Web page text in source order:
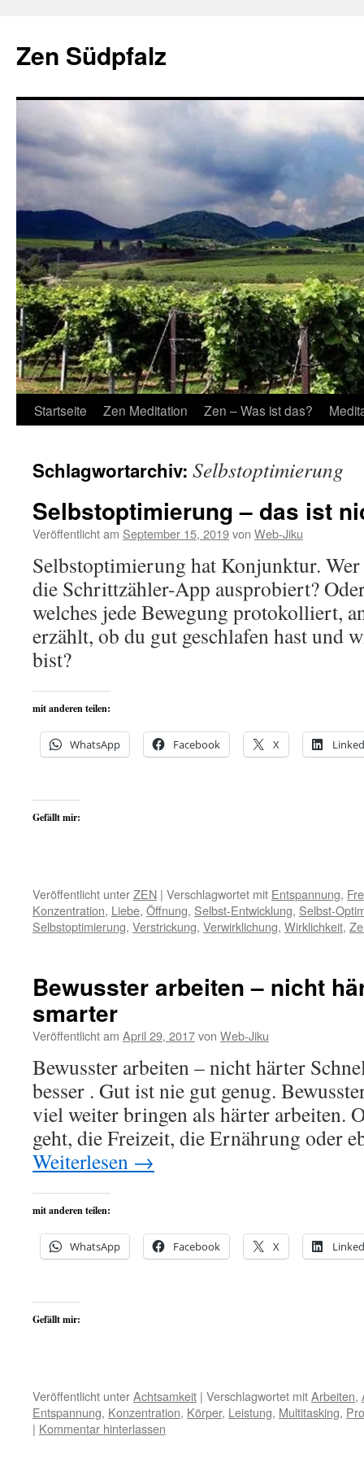
springen
Zen Südpfalz
Startseite Zen Meditation Zen – Was ist das?
Schlagwortarchiv: Selbstoptimierung
Selbstoptimierung – das ist
Veröffentlicht am September 15, 2019von Web-Jiku
Selbstoptimierung hat Konjunktur.
die Schrittzähler-App ausprobiert?
welches jede Bewegung protokolliert,
erzählt, ob du gut geschlafen hast und
bist?
mit anderen teilen:
WhatsApp Facebook X
Gefällt mir:
Veröffentlicht unterZEN | Verschlagwortet mit Entspannung,
Konzentration, Liebe, Öffnung, Selbst-Entwicklung, Selbst-
Selbstoptimierung, Verstrickung, Verwirklichung, Wirklichkeit,
Bewusster arbeiten – nicht
smarter
Veröffentlicht am April 29, 2017von Web-Jiku
Bewusster arbeiten – nicht härter
besser . Gut ist nie gut genug.
viel weiter bringen als härter arbeiten.
geht, die Freizeit, die Ernährung oder
Weiterlesen →
mit anderen teilen:
WhatsApp Facebook X
Gefällt mir:
Veröffentlicht unterAchtsamkeit | Verschlagwortet mitArbeiten,
Entspannung, Konzentration, Körper, Leistung, Multitasking,
| Kommentar hinterlassen